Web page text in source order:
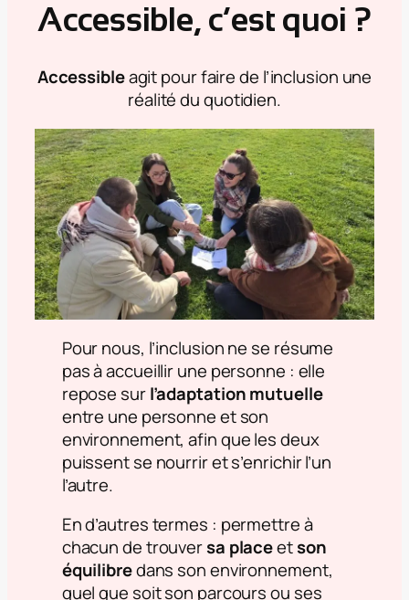
Accessible, c’est quoi ?
Accessibleagit pour faire de l’inclusion une
réalité du quotidien.
Pour nous, l’inclusion ne se résume
pas à accueillir une personne : elle
repose surl’adaptation mutuelle
entre une personne et son
environnement, afin que les deux
puissent se nourrir et s’enrichir l’un
l’autre.
En d’autres termes : permettre à
chacun de trouversa placeetson
équilibredans son environnement,
quel que soit son parcours ou ses